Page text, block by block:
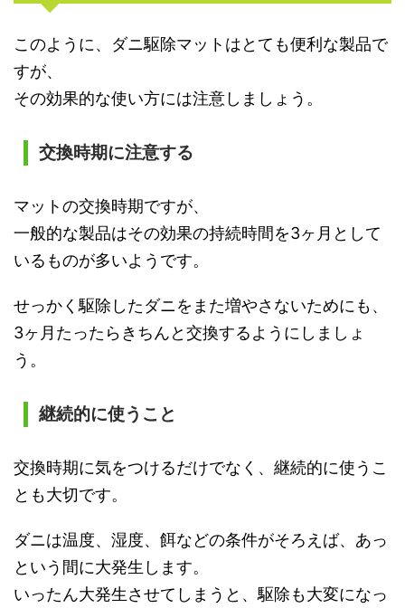
このように、ダニ駆除マットはとても便利な製品で
すが、
その効果的な使い方には注意しましょう。
交換時期に注意する
マットの交換時期ですが、
一般的な製品はその効果の持続時間を3ヶ月として
いるものが多いようです。
せっかく駆除したダニをまた増やさないためにも、
3ヶ月たったらきちんと交換するようにしましょ
う。
継続的に使うこと
交換時期に気をつけるだけでなく、継続的に使うこ
とも大切です。
ダニは温度、湿度、餌などの条件がそろえば、あっ
という間に大発生します。
いったん大発生させてしまうと、駆除も大変になっ